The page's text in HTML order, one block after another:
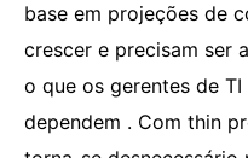
base em projeções de
crescer e precisam ser
o que os gerentes de
dependem . Com thin